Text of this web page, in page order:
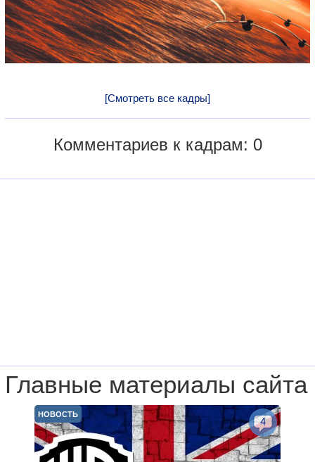
[Смотреть все кадры]
Комментариев к кадрам: 0
Главные материалы сайта
НОВОСТЬ
4